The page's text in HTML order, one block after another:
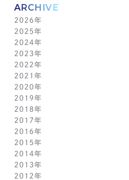
ARCHIVE
2026年
8月(4)
7月(14)
6月(5)
5月(6)
4月(12)
3月(13)
2月(9)
1月(4)
2025年
12月(6)
11月(5)
10月(8)
9月(12)
8月(8)
7月(10)
6月(6)
5月(7)
4月(11)
3月(9)
2月(10)
1月(5)
2024年
12月(7)
11月(5)
10月(12)
9月(4)
8月(5)
7月(11)
6月(7)
5月(5)
4月(11)
3月(6)
2月(13)
1月(2)
2023年
12月(3)
11月(13)
10月(11)
9月(3)
8月(5)
7月(8)
6月(2)
5月(12)
4月(5)
3月(8)
2月(9)
2022年
12月(2)
11月(4)
10月(4)
9月(1)
8月(3)
7月(6)
6月(2)
5月(4)
4月(6)
3月(8)
2021年
12月(4)
11月(2)
10月(6)
9月(3)
8月(2)
7月(7)
6月(1)
5月(5)
4月(6)
2020年
12月(2)
11月(3)
10月(5)
9月(3)
8月(3)
7月(5)
6月(1)
5月(3)
2019年
12月(2)
11月(3)
10月(4)
9月(1)
8月(4)
7月(5)
6月(1)
2018年
12月(2)
11月(7)
10月(8)
9月(7)
8月(8)
7月(7)
2017年
12月(2)
11月(5)
10月(5)
9月(5)
8月(6)
2016年
12月(2)
11月(3)
10月(7)
9月(2)
2015年
12月(3)
11月(6)
10月(7)
2014年
12月(2)
11月(7)
2013年
12月(6)
2012年